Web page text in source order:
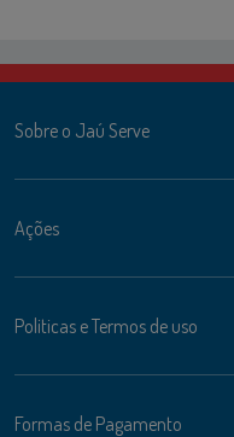
Sobre o Jaú Serve
Ações
Politicas e Termos de uso
Formas de Pagamento